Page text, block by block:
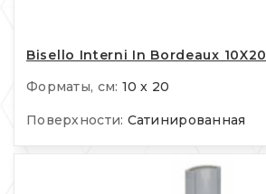
Bisello Interni In Bordeaux 10X20
Форматы, см: 10 x 20
Поверхности: Сатинированная